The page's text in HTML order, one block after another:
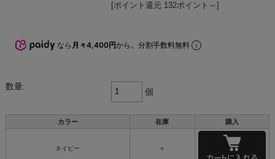
[ポイント還元 132ポイント～]
なら 月々4,400円から。分割手数料無料
数量:
個
カラー 在庫 購入
ネイビー ○